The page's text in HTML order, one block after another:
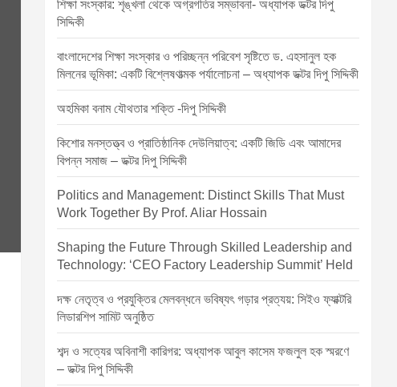
শিক্ষা সংস্কার: শৃঙ্খলা থেকে অগ্রগতির সম্ভাবনা- অধ্যাপক ডক্টর দিপু
সিদ্দিকী
বাংলাদেশের শিক্ষা সংস্কার ও পরিচ্ছন্ন পরিবেশ সৃষ্টিতে ড. এহসানুল হক
মিলনের ভূমিকা: একটি বিশ্লেষণাত্মক পর্যালোচনা – অধ্যাপক ডক্টর দিপু সিদ্দিকী
অহমিকা বনাম যৌথতার শক্তি -দিপু সিদ্দিকী
কিশোর মনস্তত্ত্ব ও প্রাতিষ্ঠানিক দেউলিয়াত্ব: একটি জিডি এবং আমাদের
বিপন্ন সমাজ – ডক্টর দিপু সিদ্দিকী
Politics and Management: Distinct Skills That Must
Work Together By Prof. Aliar Hossain
Shaping the Future Through Skilled Leadership and
Technology: ‘CEO Factory Leadership Summit’ Held
দক্ষ নেতৃত্ব ও প্রযুক্তির মেলবন্ধনে ভবিষ্যৎ গড়ার প্রত্যয়: সিইও ফ্যাক্টরি
লিডারশিপ সামিট অনুষ্ঠিত
শব্দ ও সত্যের অবিনাশী কারিগর: অধ্যাপক আবুল কাসেম ফজলুল হক স্মরণে
– ডক্টর দিপু সিদ্দিকী